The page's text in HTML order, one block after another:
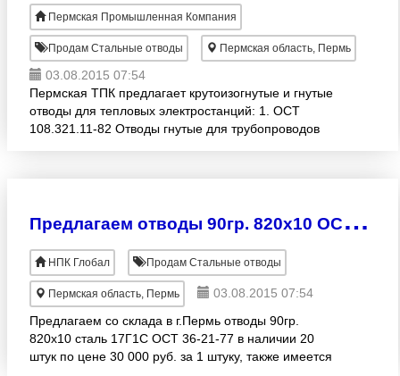
Пермская Промышленная Компания
Продам Стальные отводы Пермская область, Пермь
03.08.2015 07:54
Пермская ТПК предлагает крутоизогнутые и гнутые
отводы для тепловых электростанций: 1. ОСТ
108.321.11-82 Отводы гнутые для трубопроводов
П
редлагаем отводы 90гр. 820x10 ОСТ 36-21-77 20 штук по цене 30 000 руб/шт и тройники 820x10 ОСТ 36-24-77 5 штук.
НПК Глобал Продам Стальные отводы
Пермская область, Пермь
03.08.2015 07:54
Предлагаем со склада в г.Пермь отводы 90гр.
820x10 сталь 17Г1С ОСТ 36-21-77 в наличии 20
штук по цене 30 000 руб. за 1 штуку, также имеется